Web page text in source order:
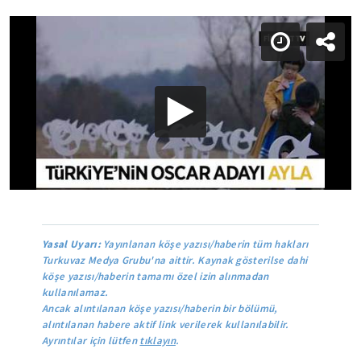
Yasal Uyarı:Yayınlanan köşe yazısı/haberin tüm hakları
Turkuvaz Medya Grubu'na aittir. Kaynak gösterilse dahi
köşe yazısı/haberin tamamı özel izin alınmadan
kullanılamaz.
Ancak alıntılanan köşe yazısı/haberin bir bölümü,
alıntılanan habere aktif link verilerek kullanılabilir.
Ayrıntılar için lütfentıklayın.